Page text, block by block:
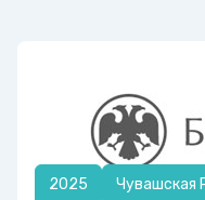
2025 Чувашская